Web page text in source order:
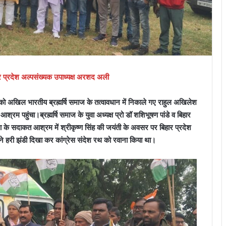
प्रदेश अल्पसंख्यक उपाध्यक्ष अरशद अली
भारतीय ब्रह्मर्षि समाज के तत्वावधान में निकाले गए राहुल अखिलेश
पहुंचा।ब्रह्मर्षि समाज के युवा अध्यक्ष प्रो डॉ शशिभूषण पांडे व बिहार
सदाकत आश्रम में श्रीकृष्ण सिंह की जयंती के अवसर पर बिहार प्रदेश
झंडी दिखा कर कांग्रेस संदेश रथ को रवाना किया था।